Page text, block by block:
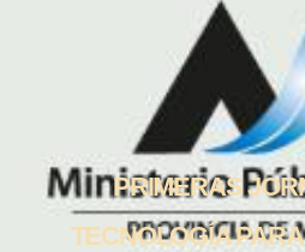
PRIMERAS
TECNOLOGÍA